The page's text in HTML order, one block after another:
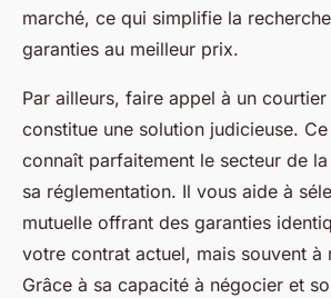
marché, ce qui simplifie la
garanties au meilleur prix.
Par ailleurs, faire appel à un courtier
constitue une solution judicieuse.
connaît parfaitement le secteur de
sa réglementation. Il vous aide à
mutuelle offrant des garanties
votre contrat actuel, mais souvent à
Grâce à sa capacité à négocier et